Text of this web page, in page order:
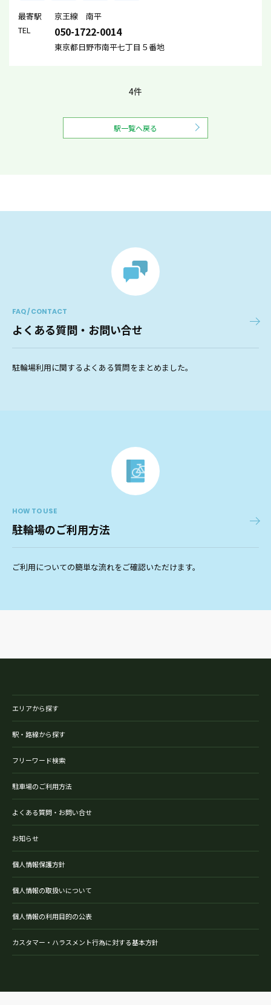
最寄駅
京王線 南平
TEL
050-1722-0014
東京都日野市南平七丁目５番地
4件
駅一覧へ戻る
FAQ / CONTACT
よくある質問・お問い合せ
駐輪場利用に関するよくある質問をまとめました。
HOW TO USE
駐輪場のご利用方法
ご利用についての簡単な流れをご確認いただけます。
エリアから探す
駅・路線から探す
フリーワード検索
駐車場のご利用方法
よくある質問・お問い合せ
お知らせ
個人情報保護方針
個人情報の取扱いについて
個人情報の利用目的の公表
カスタマー・ハラスメント行為に対する基本方針